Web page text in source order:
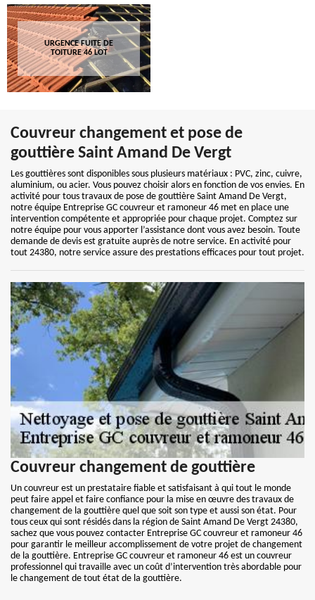
URGENCE FUITE DE
TOITURE 46 LOT
Couvreur changement et pose de
gouttière Saint Amand De Vergt
Les gouttières sont disponibles sous plusieurs matériaux : PVC, zinc, cuivre,
aluminium, ou acier. Vous pouvez choisir alors en fonction de vos envies. En
activité pour tous travaux de pose de gouttière Saint Amand De Vergt,
notre équipe Entreprise GC couvreur et ramoneur 46 met en place une
intervention compétente et appropriée pour chaque projet. Comptez sur
notre équipe pour vous apporter l’assistance dont vous avez besoin. Toute
demande de devis est gratuite auprès de notre service. En activité pour
tout 24380, notre service assure des prestations efficaces pour tout projet.
Couvreur changement de gouttière
Un couvreur est un prestataire fiable et satisfaisant à qui tout le monde
peut faire appel et faire confiance pour la mise en œuvre des travaux de
changement de la gouttière quel que soit son type et aussi son état. Pour
tous ceux qui sont résidés dans la région de Saint Amand De Vergt 24380,
sachez que vous pouvez contacter Entreprise GC couvreur et ramoneur 46
pour garantir le meilleur accomplissement de votre projet de changement
de la gouttière. Entreprise GC couvreur et ramoneur 46 est un couvreur
professionnel qui travaille avec un coût d’intervention très abordable pour
le changement de tout état de la gouttière.